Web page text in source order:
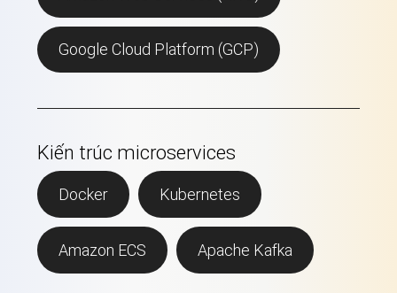
Google Cloud Platform (GCP)
Kiến trúc microservices
Docker Kubernetes
Amazon ECS Apache Kafka